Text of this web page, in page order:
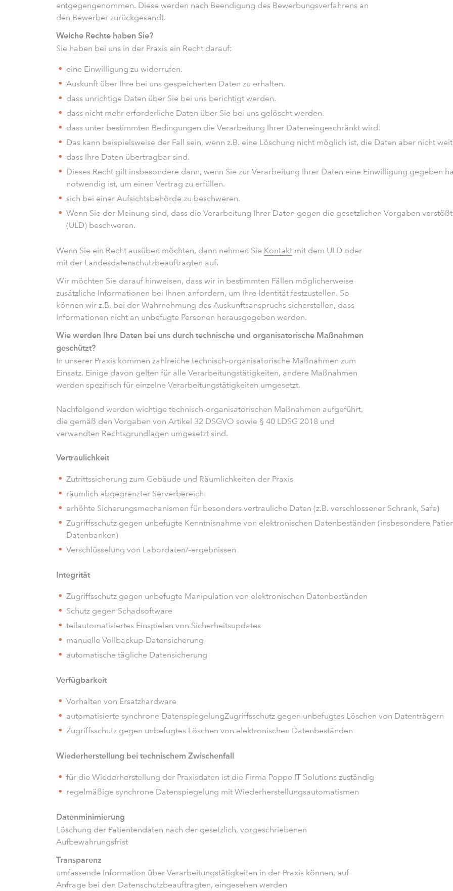
entgegengenommen. Diese werden nach Beendigung des Bewerbungsverfahrens an
den Bewerber zurückgesandt.
Welche Rechte haben Sie?
Sie haben bei uns in der Praxis ein Recht darauf:
eine Einwilligung zu widerrufen.
Auskunft über Ihre bei uns gespeicherten Daten zu erhalten.
dass unrichtige Daten über Sie bei uns berichtigt werden.
dass nicht mehr erforderliche Daten über Sie bei uns gelöscht werden.
dass unter bestimmten Bedingungen die Verarbeitung Ihrer Dateneingeschränkt wird.
Das kann beispielsweise der Fall sein, wenn z.B. eine Löschung nicht möglich ist, die Daten aber nicht
dass Ihre Daten übertragbar sind.
Dieses Recht gilt insbesondere dann, wenn Sie zur Verarbeitung Ihrer Daten eine Einwilligung gegeben
notwendig ist, um einen Vertrag zu erfüllen.
sich bei einer Aufsichtsbehörde zu beschweren.
Wenn Sie der Meinung sind, dass die Verarbeitung Ihrer Daten gegen die gesetzlichen Vorgaben
(ULD) beschweren.
Wenn Sie ein Recht ausüben möchten, dann nehmen Sie Kontakt mit dem ULD oder
mit der Landesdatenschutzbeauftragten auf.
Wir möchten Sie darauf hinweisen, dass wir in bestimmten Fällen möglicherweise
zusätzliche Informationen bei Ihnen anfordern, um Ihre Identität festzustellen. So
können wir z.B. bei der Wahrnehmung des Auskunftsanspruchs sicherstellen, dass
Informationen nicht an unbefugte Personen herausgegeben werden.
Wie werden Ihre Daten bei uns durch technische und organisatorische Maßnahmen
geschützt?
In unserer Praxis kommen zahlreiche technisch-organisatorische Maßnahmen zum
Einsatz. Einige davon gelten für alle Verarbeitungstätigkeiten, andere Maßnahmen
werden spezifisch für einzelne Verarbeitungstätigkeiten umgesetzt.
Nachfolgend werden wichtige technisch-organisatorischen Maßnahmen aufgeführt,
die gemäß den Vorgaben von Artikel 32 DSGVO sowie § 40 LDSG 2018 und
verwandten Rechtsgrundlagen umgesetzt sind.
Vertraulichkeit
Zutrittssicherung zum Gebäude und Räumlichkeiten der Praxis
räumlich abgegrenzter Serverbereich
erhöhte Sicherungsmechanismen für besonders vertrauliche Daten (z.B. verschlossener Schrank, Safe)
Zugriffsschutz gegen unbefugte Kenntnisnahme von elektronischen Datenbeständen (insbesondere
Datenbanken)
Verschlüsselung von Labordaten/-ergebnissen
Integrität
Zugriffsschutz gegen unbefugte Manipulation von elektronischen Datenbeständen
Schutz gegen Schadsoftware
teilautomatisiertes Einspielen von Sicherheitsupdates
manuelle Vollbackup-Datensicherung
automatische tägliche Datensicherung
Verfügbarkeit
Vorhalten von Ersatzhardware
automatisierte synchrone DatenspiegelungZugriffsschutz gegen unbefugtes Löschen von Datenträgern
Zugriffsschutz gegen unbefugtes Löschen von elektronischen Datenbeständen
Wiederherstellung bei technischem Zwischenfall
für die Wiederherstellung der Praxisdaten ist die Firma Poppe IT Solutions zuständig
regelmäßige synchrone Datenspiegelung mit Wiederherstellungsautomatismen
Datenminimierung
Löschung der Patientendaten nach der gesetzlich, vorgeschriebenen
Aufbewahrungsfrist
Transparenz
umfassende Information über Verarbeitungstätigkeiten in der Praxis können, auf
Anfrage bei den Datenschutzbeauftragten, eingesehen werden